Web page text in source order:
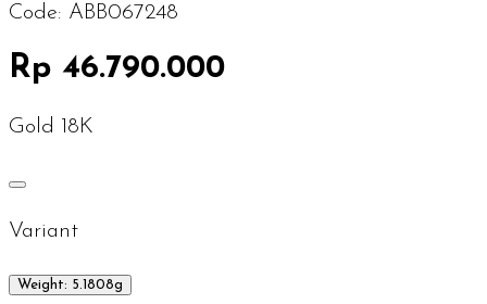
Code: ABB067248
Rp 46.790.000
Gold 18K
Variant
Weight: 5.1808g